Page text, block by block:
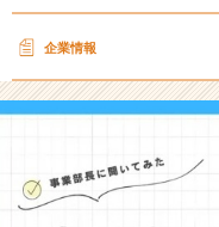
ア
行
役
に
企業情報